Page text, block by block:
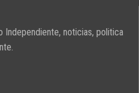
noticias, politica